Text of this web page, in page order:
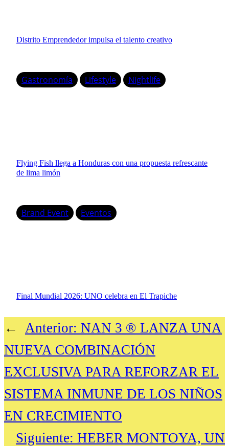
Distrito Emprendedor impulsa el talento creativo
Gastronomía Lifestyle Nightlife
Flying Fish llega a Honduras con una propuesta refrescante
de lima limón
Brand Event Eventos
Final Mundial 2026: UNO celebra en El Trapiche
← Anterior: NAN 3 ® LANZA UNA
NUEVA COMBINACIÓN
EXCLUSIVA PARA REFORZAR EL
SISTEMA INMUNE DE LOS NIÑOS
EN CRECIMIENTO
Siguiente: HEBER MONTOYA, UN